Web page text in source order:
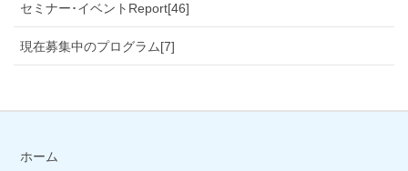
セミナー･イベントReport[46]
現在募集中のプログラム[7]
ホーム